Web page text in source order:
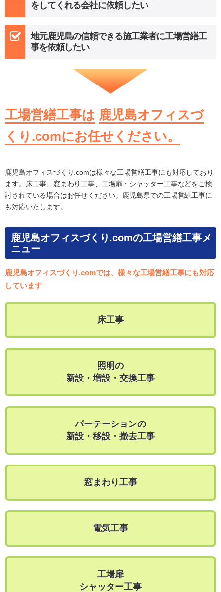
をしてくれる会社に依頼したい
地元鹿児島の信頼できる施工業者に工場営繕工
事を依頼したい
工場営繕工事は 鹿児島オフィスづ
くり.comにお任せください。
鹿児島オフィスづくり.comは様々な工場営繕工事にも対応しており
ます。床工事、窓まわり工事、工場扉・シャッター工事などをご検
討されている場合はお任せください。鹿児島県での工場営繕工事に
も対応いたします。
鹿児島オフィスづくり.comの工場営繕工事メ
ニュー
鹿児島オフィスづくり.comでは、様々な工場営繕工事にも対応
しています
床工事
照明の
新設・増設・交換工事
パーテーションの
新設・移設・撤去工事
窓まわり工事
電気工事
工場扉
シャッター工事